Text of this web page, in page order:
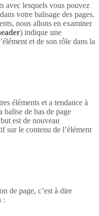
avec lesquels vous pouvez
votre balisage des pages.
nous allons en examiner
) indique une
et de son rôle dans la
éléments et a tendance à
de bas de page
est de nouveau
sur le contenu de l’élément
de page, c’est à dire
: